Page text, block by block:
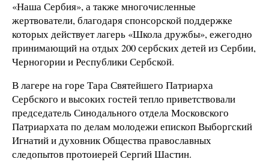
«Наша Сербия», а также многочисленные
жертвователи, благодаря спонсорской поддержке
которых действует лагерь «Школа дружбы», ежегодно
принимающий на отдых 200 сербских детей из Сербии,
Черногории и Республики Сербской.
В лагере на горе Тара Святейшего Патриарха
Сербского и высоких гостей тепло приветствовали
председатель Синодального отдела Московского
Патриархата по делам молодежи епископ Выборгский
Игнатий и духовник Общества православных
следопытов протоиерей Сергий Шастин.